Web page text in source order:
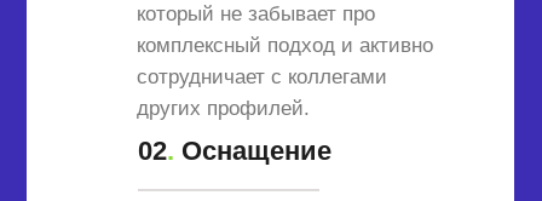
который не забывает про
комплексный подход и активно
сотрудничает с коллегами
других профилей.
02. Оснащение